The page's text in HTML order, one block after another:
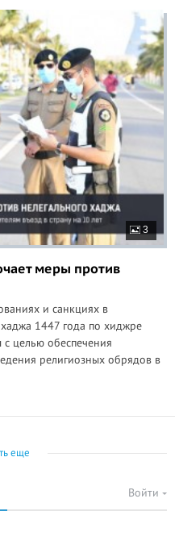
3
меры против
и санкциях в
1447 года по хиджре
целью обеспечения
религиозных обрядов в
еще
Войти